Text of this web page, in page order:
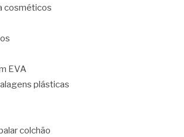
cosméticos
EVA
plásticas
colchão